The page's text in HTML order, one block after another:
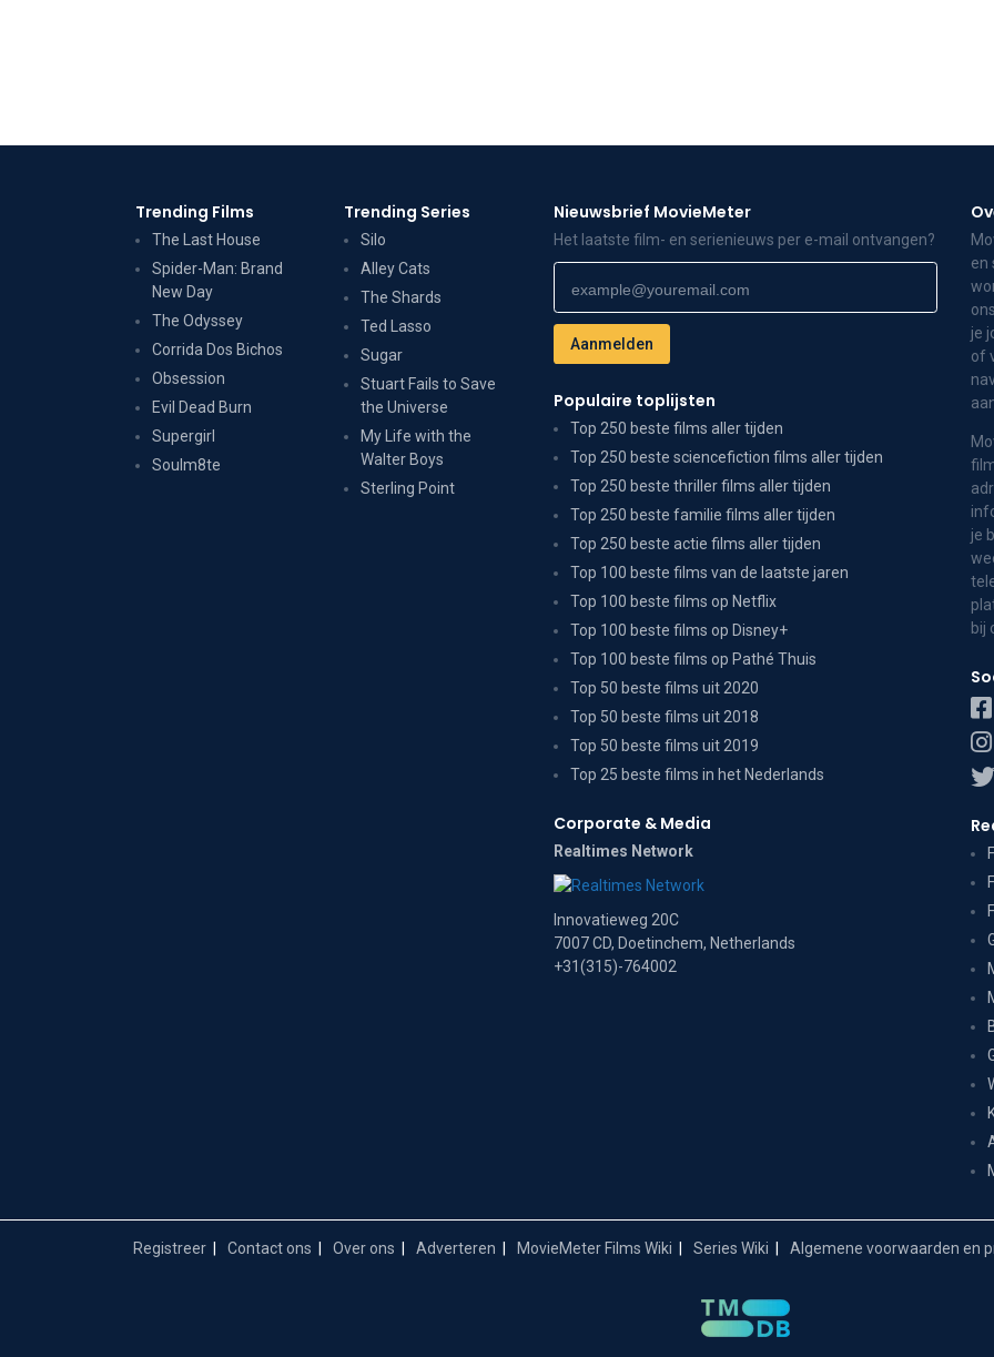
Trending Films
The Last House
Spider-Man: Brand
New Day
The Odyssey
Corrida Dos Bichos
Obsession
Evil Dead Burn
Supergirl
Soulm8te
Trending Series
Silo
Alley Cats
The Shards
Ted Lasso
Sugar
Stuart Fails to Save
the Universe
My Life with the
Walter Boys
Sterling Point
Nieuwsbrief MovieMeter
Het laatste film- en serienieuws per e-mail ontvangen?
Populaire toplijsten
Top 250 beste films aller tijden
Top 250 beste sciencefiction films aller tijden
Top 250 beste thriller films aller tijden
Top 250 beste familie films aller tijden
Top 250 beste actie films aller tijden
Top 100 beste films van de laatste jaren
Top 100 beste films op Netflix
Top 100 beste films op Disney+
Top 100 beste films op Pathé Thuis
Top 50 beste films uit 2020
Top 50 beste films uit 2018
Top 50 beste films uit 2019
Top 25 beste films in het Nederlands
Corporate & Media
Realtimes Network
Innovatieweg 20C
7007 CD, Doetinchem, Netherlands
+31(315)-764002
en
je
of
je
bij
Registreer Contact ons Over ons Adverteren MovieMeter Films Wiki Series Wiki Algemene voorwaarden en